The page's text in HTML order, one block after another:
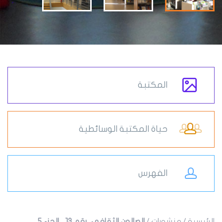
المكتبة
حياة المكتبة الوسائطية
الفهرس